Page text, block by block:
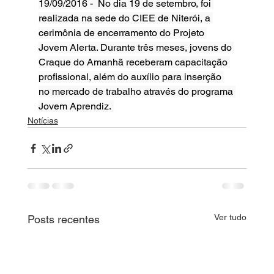
19/09/2016 -  No dia 19 de setembro, foi
realizada na sede do CIEE de Niterói, a
cerimônia de encerramento do Projeto
Jovem Alerta. Durante três meses, jovens do
Craque do Amanhã receberam capacitação
profissional, além do auxílio para inserção
no mercado de trabalho através do programa
Jovem Aprendiz.
Notícias
Posts recentes Ver tudo